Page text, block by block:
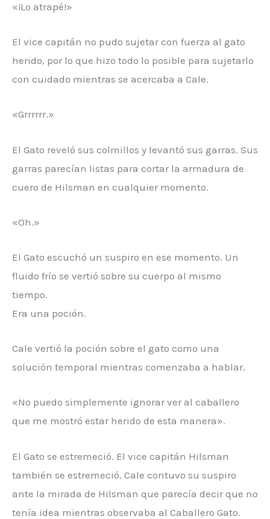
«¡Lo atrapé!»
El vice capitán no pudo sujetar con fuerza al gato
herido, por lo que hizo todo lo posible para sujetarlo
con cuidado mientras se acercaba a Cale.
«Grrrrrr.»
El Gato reveló sus colmillos y levantó sus garras. Sus
garras parecían listas para cortar la armadura de
cuero de Hilsman en cualquier momento.
«Oh.»
El Gato escuchó un suspiro en ese momento. Un
fluido frío se vertió sobre su cuerpo al mismo
tiempo.
Era una poción.
Cale vertió la poción sobre el gato como una
solución temporal mientras comenzaba a hablar.
«No puedo simplemente ignorar ver al caballero
que me mostró estar herido de esta manera».
El Gato se estremeció. El vice capitán Hilsman
también se estremeció. Cale contuvo su suspiro
ante la mirada de Hilsman que parecía decir que no
tenía idea mientras observaba al Caballero Gato.